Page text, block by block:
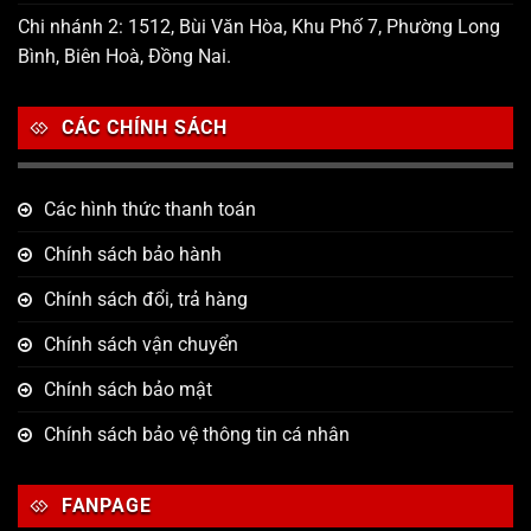
Chi nhánh 2: 1512, Bùi Văn Hòa, Khu Phố 7, Phường Long
Bình, Biên Hoà, Đồng Nai.
CÁC CHÍNH SÁCH
Các hình thức thanh toán
Chính sách bảo hành
Chính sách đổi, trả hàng
Chính sách vận chuyển
Chính sách bảo mật
Chính sách bảo vệ thông tin cá nhân
FANPAGE